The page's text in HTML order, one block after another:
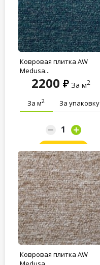
Ковровая плитка AW
Medusa...
2200 За м2
За м2 За упаковку
Ковровая плитка AW